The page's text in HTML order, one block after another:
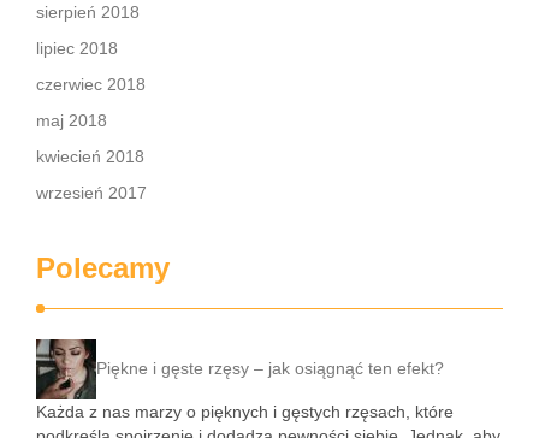
sierpień 2018
lipiec 2018
czerwiec 2018
maj 2018
kwiecień 2018
wrzesień 2017
Polecamy
Piękne i gęste rzęsy – jak osiągnąć ten efekt?
Każda z nas marzy o pięknych i gęstych rzęsach, które